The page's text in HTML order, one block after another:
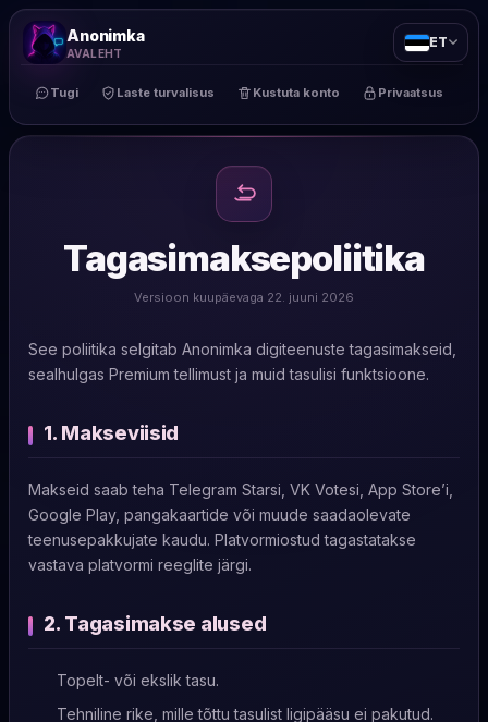
Anonimka
AVALEHT
Tugi Laste turvalisus Kustuta konto Privaatsus
Tagasimaksepoliitika
Versioon kuupäevaga 22. juuni 2026
See poliitika selgitab Anonimka digiteenuste tagasimakseid,
sealhulgas Premium tellimust ja muid tasulisi funktsioone.
1. Makseviisid
Makseid saab teha Telegram Starsi, VK Votesi, App Store’i,
Google Play, pangakaartide või muude saadaolevate
teenusepakkujate kaudu. Platvormiostud tagastatakse
vastava platvormi reeglite järgi.
2. Tagasimakse alused
Topelt- või ekslik tasu.
Tehniline rike, mille tõttu tasulist ligipääsu ei pakutud.
ET